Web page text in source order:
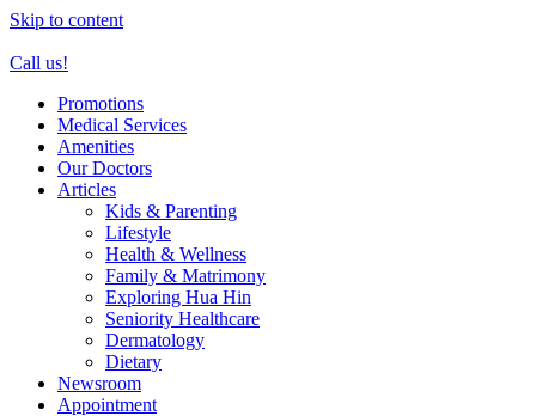
Skip to content
Call us!
Promotions
Medical Services
Amenities
Our Doctors
Articles
Kids & Parenting
Lifestyle
Health & Wellness
Family & Matrimony
Exploring Hua Hin
Seniority Healthcare
Dermatology
Dietary
Newsroom
Appointment